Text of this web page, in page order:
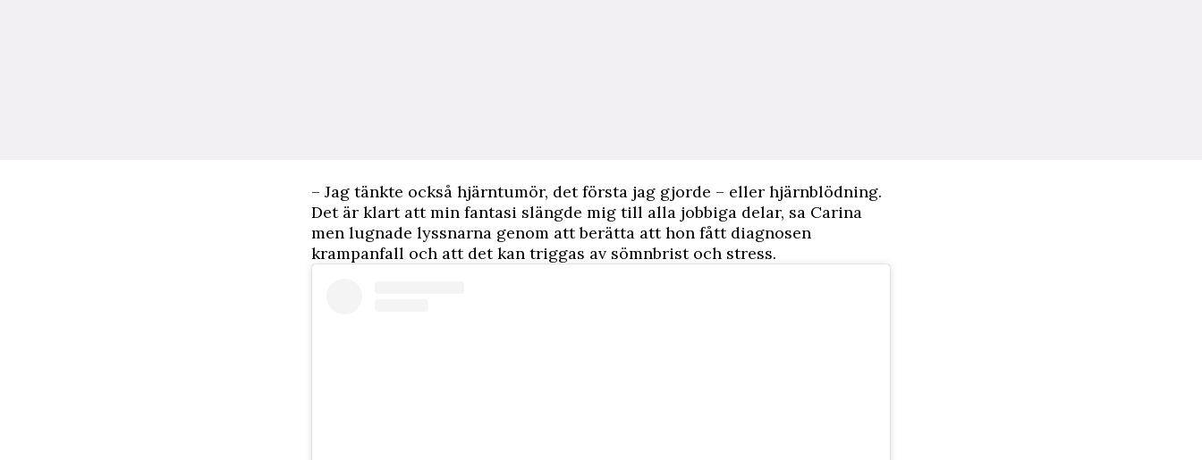
– Jag tänkte också hjärntumör, det första jag gjorde – eller hjärnblödning.
Det är klart att min fantasi slängde mig till alla jobbiga delar, sa Carina
men lugnade lyssnarna genom att berätta att hon fått diagnosen
krampanfall och att det kan triggas av sömnbrist och stress.